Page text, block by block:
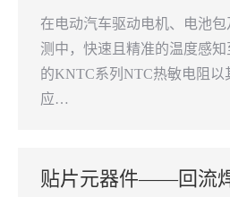
在电动汽车驱动电机、电池
测中，快速且精准的温度感
的KNTC系列NTC热敏电阻以
应…
贴片元器件——回流